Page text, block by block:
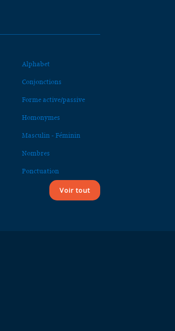
Alphabet
Conjonctions
Forme active/passive
Homonymes
Masculin - Féminin
Nombres
Ponctuation
Voir tout